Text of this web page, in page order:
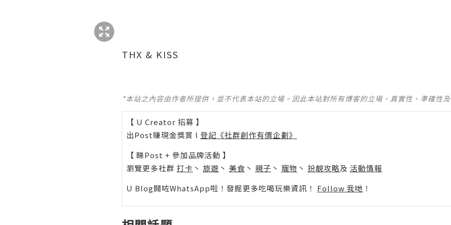
THX & KISS
*本站之內容由作者所提供，並不代表本站的立場。因此本站對所有博客的立場、真實性、準確性
【 U Creator 招募 】
出Post賺現金獎賞 l 登記《社群創作有價企劃》
【 睇Post + 參加品牌活動 】
瀏覽更多社群 打卡 丶 旅遊 丶 美食 丶 親子 丶 寵物 丶 扮靚攻略及 活動情報
U Blog開咗WhatsApp啦！發掘更多吃喝玩樂資訊！ Follow 我哋 ！